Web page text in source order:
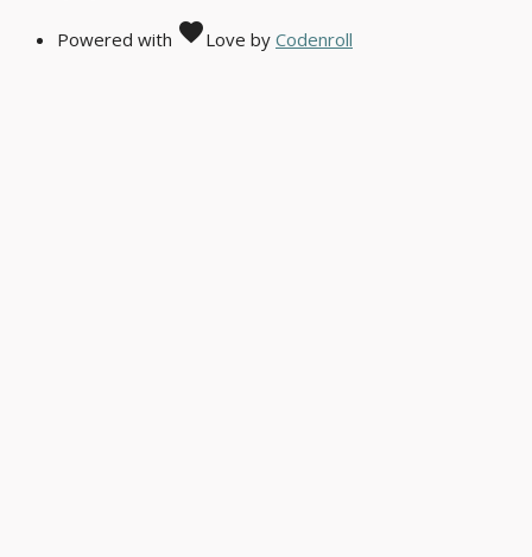
Powered with favoriteLove by Codenroll